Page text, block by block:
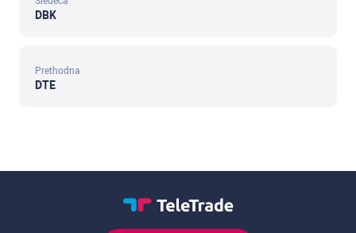
DBK
Prethodna
DTE